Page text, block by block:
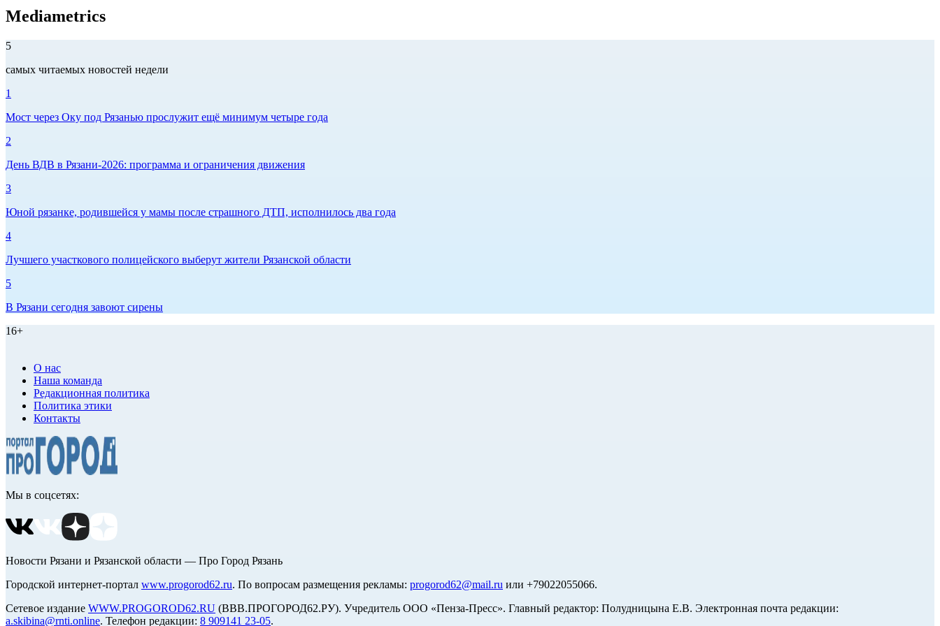
Mediametrics
5
самых читаемых новостей недели
1
Мост через Оку под Рязанью прослужит ещё минимум четыре года
2
День ВДВ в Рязани‑2026: программа и ограничения движения
3
Юной рязанке, родившейся у мамы после страшного ДТП, исполнилось два года
4
Лучшего участкового полицейского выберут жители Рязанской области
5
В Рязани сегодня завоют сирены
16+
О нас
Наша команда
Редакционная политика
Политика этики
Контакты
Мы в соцсетях:
Новости Рязани и Рязанской области — Про Город Рязань
Городской интернет-портал www.progorod62.ru. По вопросам размещения рекламы: progorod62@mail.ru или +79022055066.
Сетевое издание WWW.PROGOROD62.RU (ВВВ.ПРОГОРОД62.РУ). Учредитель ООО «Пенза-Пресс». Главный редактор: Полудницына Е.В. Электронная почта редакции:
a.skibina@rnti.online. Телефон редакции: 8 909141 23-05.